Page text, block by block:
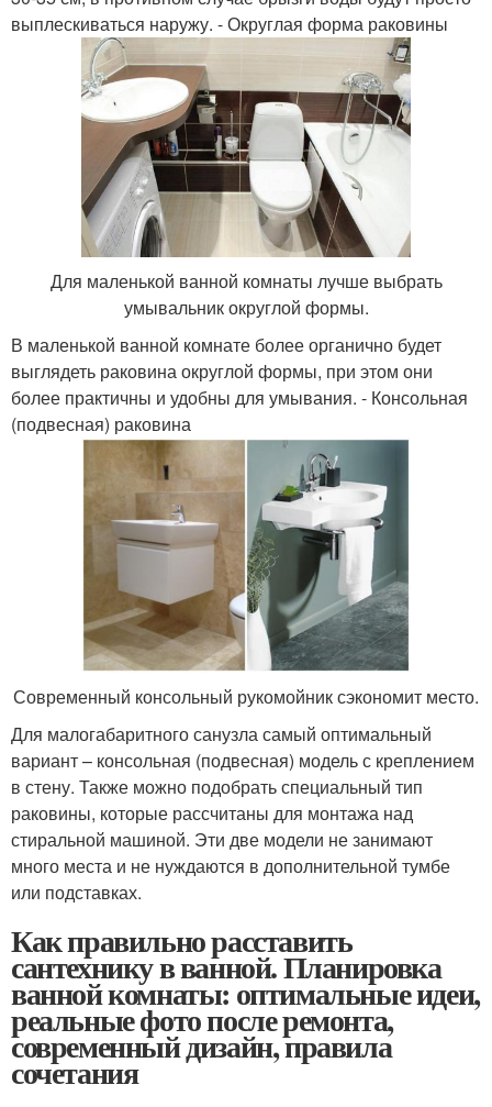
выплескиваться наружу. - Округлая форма раковины
Для маленькой ванной комнаты лучше выбрать
умывальник округлой формы.
В маленькой ванной комнате более органично будет
выглядеть раковина округлой формы, при этом они
более практичны и удобны для умывания. - Консольная
(подвесная) раковина
Современный консольный рукомойник сэкономит место.
Для малогабаритного санузла самый оптимальный
вариант – консольная (подвесная) модель с креплением
в стену. Также можно подобрать специальный тип
раковины, которые рассчитаны для монтажа над
стиральной машиной. Эти две модели не занимают
много места и не нуждаются в дополнительной тумбе
или подставках.
Как правильно расставить
сантехнику в ванной. Планировка
ванной комнаты: оптимальные идеи,
реальные фото после ремонта,
современный дизайн, правила
сочетания